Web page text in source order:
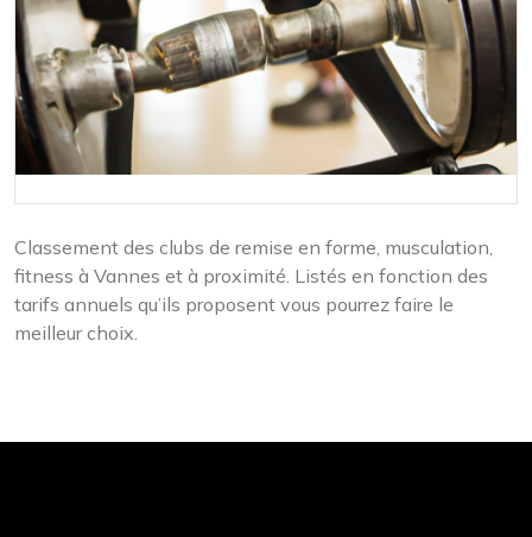
Classement des clubs de remise en forme, musculation,
fitness à Vannes et à proximité. Listés en fonction des
tarifs annuels qu’ils proposent vous pourrez faire le
meilleur choix.